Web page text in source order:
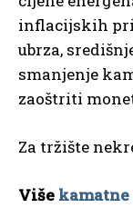
inflacijskih
ubrza,
smanjenje
zaoštriti
Za tržište
Više kamatne